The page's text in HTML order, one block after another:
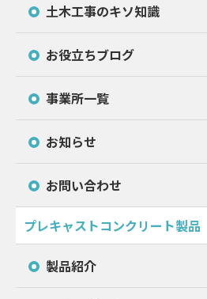
土木工事のキソ知識
お役立ちブログ
事業所一覧
お知らせ
お問い合わせ
プレキャストコンクリート製品
製品紹介